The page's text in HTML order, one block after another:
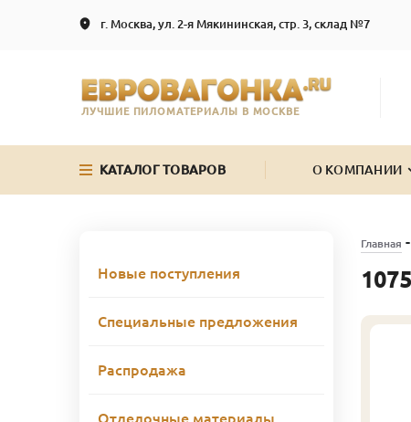
г. Москва, ул. 2-я Мякининская, стр. 3, склад №7
ЛУЧШИЕ ПИЛОМАТЕРИАЛЫ В МОСКВЕ
КАТАЛОГ ТОВАРОВ О КОМПАНИИ
Главная -
Новые поступления
Специальные предложения
Распродажа
Отделочные материалы